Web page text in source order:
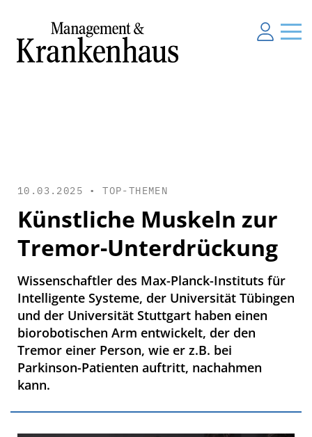
10.03.2025 •TOP-THEMEN
Künstliche Muskeln zur
Tremor-Unterdrückung
Wissenschaftler des Max-Planck-Instituts für
Intelligente Systeme, der Universität Tübingen
und der Universität Stuttgart haben einen
biorobotischen Arm entwickelt, der den
Tremor einer Person, wie er z.B. bei
Parkinson-Patienten auftritt, nachahmen
kann.